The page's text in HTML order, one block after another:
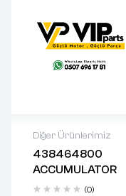
Diğer Ürünlerimiz
438464800
ACCUMULATOR
(0)
2 years warranty
Delivery time: 1-2
business days